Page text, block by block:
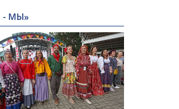
- МЫ»